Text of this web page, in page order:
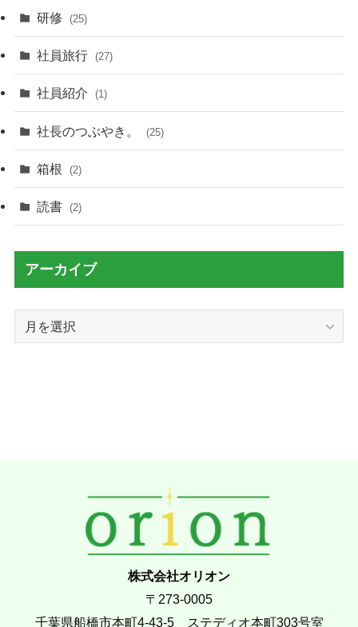
研修 (25)
社員旅行 (27)
社員紹介 (1)
社長のつぶやき。 (25)
箱根 (2)
読書 (2)
アーカイブ
株式会社オリオン
〒273-0005
千葉県船橋市本町4-43-5 ステディオ本町303号室